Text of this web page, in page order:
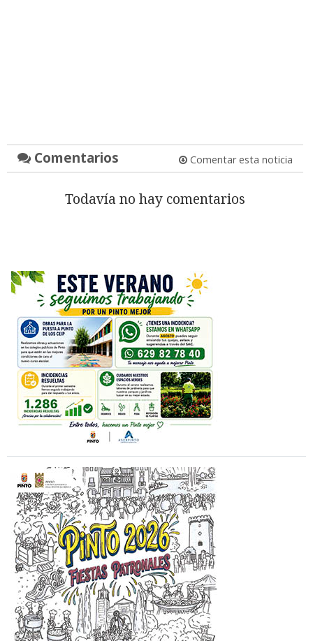
Comentarios Comentar esta noticia
Todavía no hay comentarios